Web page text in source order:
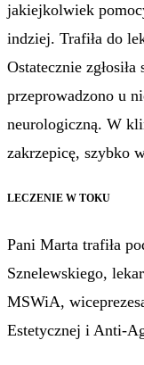
jakiejkolwiek
indziej. Trafiła do
Ostatecznie
przeprowadzono u
neurologiczną. W
zakrzepicę, szybko
LECZENIE W TOKU
Pani Marta trafiła
Sznelewskiego,
MSWiA,
Estetycznej i Anti-